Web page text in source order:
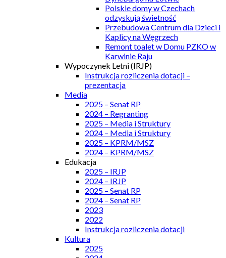
Polskie domy w Czechach
odzyskują świetność
Przebudowa Centrum dla Dzieci i
Kaplicy na Węgrzech
Remont toalet w Domu PZKO w
Karwinie Raju
Wypoczynek Letni (IRJP)
Instrukcja rozliczenia dotacji –
prezentacja
Media
2025 – Senat RP
2024 – Regranting
2025 – Media i Struktury
2024 – Media i Struktury
2025 – KPRM/MSZ
2024 – KPRM/MSZ
Edukacja
2025 – IRJP
2024 – IRJP
2025 – Senat RP
2024 – Senat RP
2023
2022
Instrukcja rozliczenia dotacji
Kultura
2025